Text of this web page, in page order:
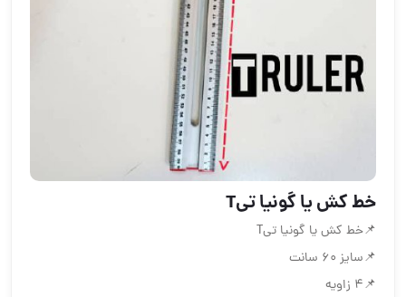
خط کش یا گونیا تیT
📌خط کش یا گونیا تیT
📌سایز ۶۰ سانت
📌۴ زاویه